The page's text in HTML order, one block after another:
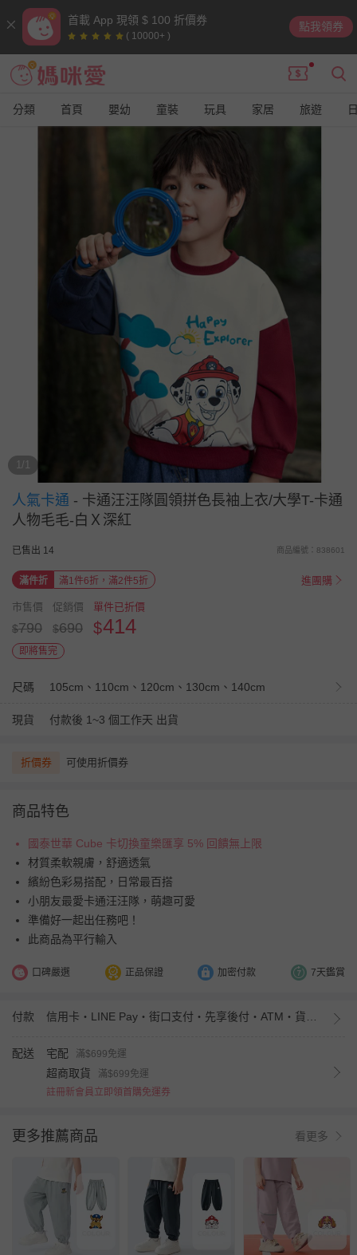
首載 App 現領 $ 100 折價券
( 10000+ )
點我領券
分類 首頁 嬰幼 童裝 玩具 家居 旅遊
1/1
人氣卡通 - 卡通汪汪隊圓領拼色長袖上衣/大學T-卡通
人物毛毛-白Ｘ深紅
已售出 14 商品編號：838601
滿件折 滿1件6折，滿2件5折 進團購
市售價
$790
促銷價
$690
單件已折價
$414
即將售完
尺碼 105cm、110cm、120cm、130cm、140cm
現貨 付款後 1~3 個工作天 出貨
折價券 可使用折價券
商品特色
國泰世華 Cube 卡切換童樂匯享 5% 回饋無上限
材質柔軟親膚，舒適透氣
繽紛色彩易搭配，日常最百搭
小朋友最愛卡通汪汪隊，萌趣可愛
準備好一起出任務吧！
此商品為平行輸入
口碑嚴選 正品保證 加密付款 7天鑑賞
付款
配送 宅配 滿$699免運
超商取貨
滿$699免運
註冊新會員立即領首購免運券
更多推薦商品 看更多